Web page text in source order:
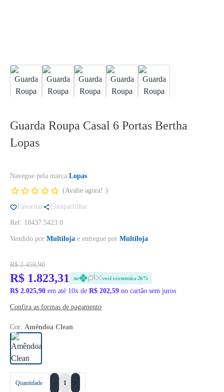
Guarda Roupa Casal 6 Portas Bertha
Lopas
Navegue pela marca Lopas
Avalie agora!
Favoritar Compartilhar
Ref: 18437.5423.0
Vendido por Multiloja e entregue por Multiloja
R$ 2.459,90
R$ 1.823,31 no você economiza 26%
R$ 2.025,90 em até 10x de R$ 202,59 no cartão sem juros
Confira as formas de pagamento
Cor: Amêndoa Clean
Quantidade